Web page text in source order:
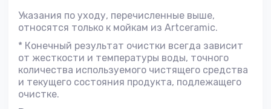
Указания по уходу, перечисленные выше,
относятся только к мойкам из Artceramic.
* Конечный результат очистки всегда зависит
от жесткости и температуры воды, точного
количества используемого чистящего средства
и текущего состояния продукта, подлежащего
очистке.